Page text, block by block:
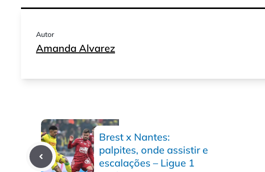
Autor
Amanda Alvarez
Brest x Nantes:
palpites, onde assistir e
escalações – Ligue 1